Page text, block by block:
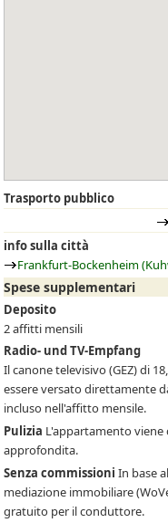
Trasporto pubblico
info sulla città
Frankfurt-Bockenheim
Spese supplementari
Deposito
2 affitti mensili
Radio- und TV-Empfang
Il canone televisivo(GEZ)di
essere versato direttamente
incluso nell'affitto mensile.
Pulizia L'appartamento
approfondita.
Senza commissioni In base
mediazione immobiliare
gratuito per il conduttore.